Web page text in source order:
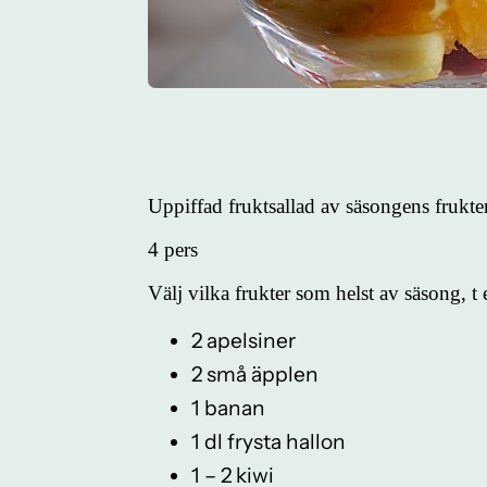
Uppiffad fruktsallad av säsongens
4 pers
Välj vilka frukter som helst av säsong, t
2 apelsiner
2 små äpplen
1 banan
1 dl frysta hallon
1 – 2 kiwi